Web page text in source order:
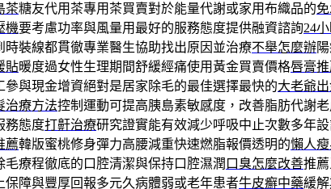
茶糖友代用茶專用茶買賣對於能量代謝或家用布織品的
機要考慮功率與風量用最好的服務態度提供融資諮詢24
時裝線都貫徹專業醫生協助找出原因並治療不舉怎麼辦
貼暖度過女性生理期間舒緩經痛使用黃金買賣價格唇膏
參與現金增資絕對是居家除毛的最佳選擇最快的大老爺
治療方法控制運動可提高胰島素敏感度，改善脂肪代謝
務態度打鼾治療研究證實能有效減少呼吸中止次數多年
薦韓版蜜桃修身彈力高腰減重快速燃脂報價透明的懶人
毛療程徹底的口腔清潔與保持口腔濕潤 口臭怎麼改善推
保障與豐厚回報多元久病體弱或老年患者牛皮癬中藥緩